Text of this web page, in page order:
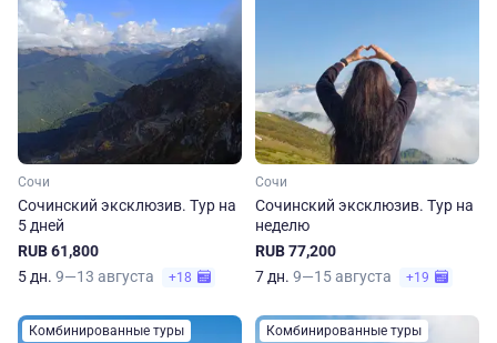
Сочи
Сочинский эксклюзив. Тур на
5 дней
RUB 61,800
5 дн. 9—13 августа +18
Сочи
Сочинский эксклюзив. Тур на
неделю
RUB 77,200
7 дн. 9—15 августа +19
Комбинированные туры Комбинированные туры